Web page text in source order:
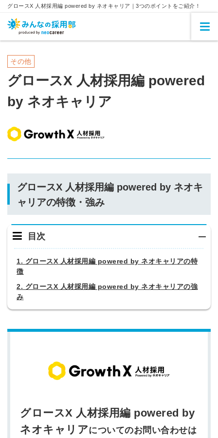
グロースX 人材採用編 powered by ネオキャリア｜3つのポイントをご紹介！
その他
グロースX 人材採用編 powered
by ネオキャリア
グロースX 人材採用編 powered by ネオキ
ャリアの特徴・強み
目次
1. グロースX 人材採用編 powered by ネオキャリアの特
徴
2. グロースX 人材採用編 powered by ネオキャリアの強
み
グロースX 人材採用編 powered by
ネオキャリアについてのお問い合わせは